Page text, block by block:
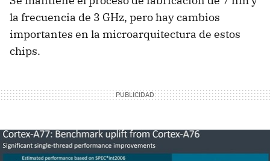
la frecuencia de 3 GHz, pero hay cambios
importantes en la microarquitectura de estos
chips.